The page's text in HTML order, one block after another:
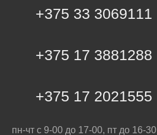
+375 33 3069111
+375 17 3881288
+375 17 2021555
пн-чт с 9-00 до 17-00, пт до 16-30